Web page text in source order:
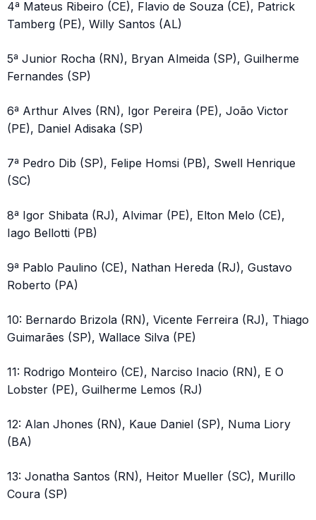
4ª Mateus Ribeiro (CE), Flavio de Souza (CE), Patrick
Tamberg (PE), Willy Santos (AL)
5ª Junior Rocha (RN), Bryan Almeida (SP), Guilherme
Fernandes (SP)
6ª Arthur Alves (RN), Igor Pereira (PE), João Victor
(PE), Daniel Adisaka (SP)
7ª Pedro Dib (SP), Felipe Homsi (PB), Swell Henrique
(SC)
8ª Igor Shibata (RJ), Alvimar (PE), Elton Melo (CE),
Iago Bellotti (PB)
9ª Pablo Paulino (CE), Nathan Hereda (RJ), Gustavo
Roberto (PA)
10: Bernardo Brizola (RN), Vicente Ferreira (RJ), Thiago
Guimarães (SP), Wallace Silva (PE)
11: Rodrigo Monteiro (CE), Narciso Inacio (RN), E O
Lobster (PE), Guilherme Lemos (RJ)
12: Alan Jhones (RN), Kaue Daniel (SP), Numa Liory
(BA)
13: Jonatha Santos (RN), Heitor Mueller (SC), Murillo
Coura (SP)